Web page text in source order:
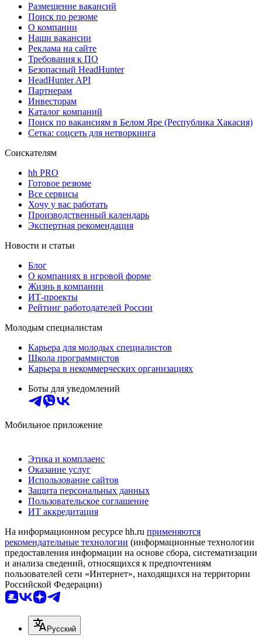
Размещение вакансий
Поиск по резюме
О компании
Наши вакансии
Реклама на сайте
Требования к ПО
Безопасный HeadHunter
HeadHunter API
Партнерам
Инвесторам
Каталог компаний
Поиск по вакансиям в Белом Яре (Республика Хакасия)
Сетка: соцсеть для нетворкинга
Соискателям
hh PRO
Готовое резюме
Все сервисы
Хочу у вас работать
Производственный календарь
Экспертная рекомендация
Новости и статьи
Блог
О компаниях в игровой форме
Жизнь в компании
ИТ-проекты
Рейтинг работодателей России
Молодым специалистам
Карьера для молодых специалистов
Школа программистов
Карьера в некоммерческих организациях
Боты для уведомлений
Мобильное приложение
Этика и комплаенс
Оказание услуг
Использование сайтов
Защита персональных данных
Пользовательское соглашение
ИТ аккредитация
На информационном ресурсе hh.ru применяются
рекомендательные технологии (информационные технологии
предоставления информации на основе сбора, систематизации
и анализа сведений, относящихся к предпочтениям
пользователей сети «Интернет», находящихся на территории
Российской Федерации)
Русский